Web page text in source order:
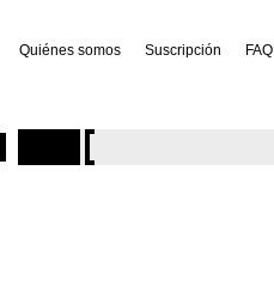
Quiénes somos Suscripción FAQ